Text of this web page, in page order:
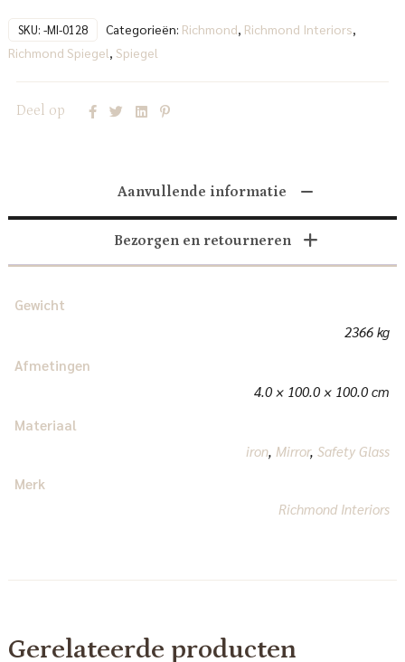
SKU: -MI-0128 Categorieën: Richmond Richmond Interiors
Richmond Spiegel Spiegel
Deel op
Aanvullende informatie
Bezorgen en retourneren
Gewicht
2366 kg
Afmetingen
4.0 × 100.0 × 100.0 cm
Materiaal
iron, Mirror,Safety Glass
Merk
Richmond Interiors
Gerelateerde producten